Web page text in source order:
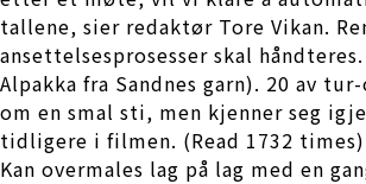
tallene, sier redaktør Tore Vikan.
ansettelsesprosesser skal
Alpakka fra Sandnes garn). 20 av
om en smal sti, men kjenner seg
tidligere i filmen. (Read 1732
Kan overmales lag på lag med en